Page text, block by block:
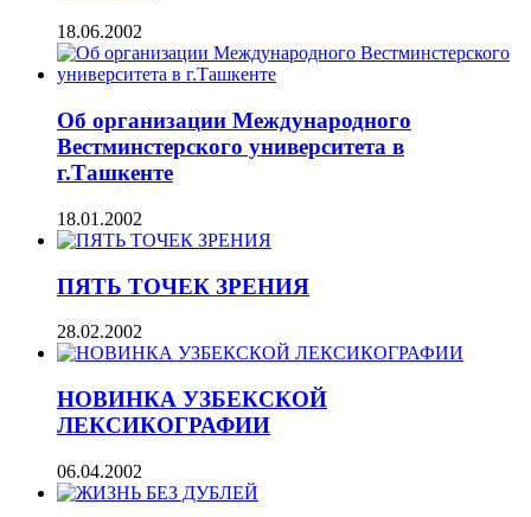
18.06.2002
Об организации Международного
Вестминстерского университета в
г.Ташкенте
18.01.2002
ПЯТЬ ТОЧЕК ЗРЕНИЯ
28.02.2002
НОВИНКА УЗБЕКСКОЙ
ЛЕКСИКОГРАФИИ
06.04.2002